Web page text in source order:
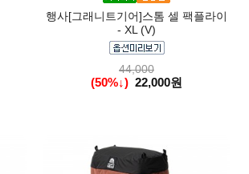
행사[그래니트기어]스톰 셀 팩플라이
- XL (V)
44,000
(50%↓) 22,000원